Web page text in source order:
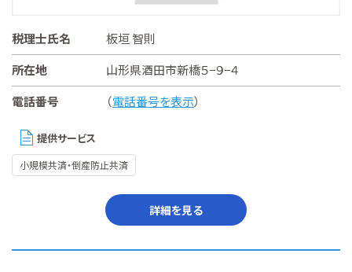
税理士氏名
板垣 智則
所在地
山形県酒田市新橋５−９−４
電話番号
（電話番号を表示）
提供サービス
小規模共済・倒産防止共済
詳細を見る